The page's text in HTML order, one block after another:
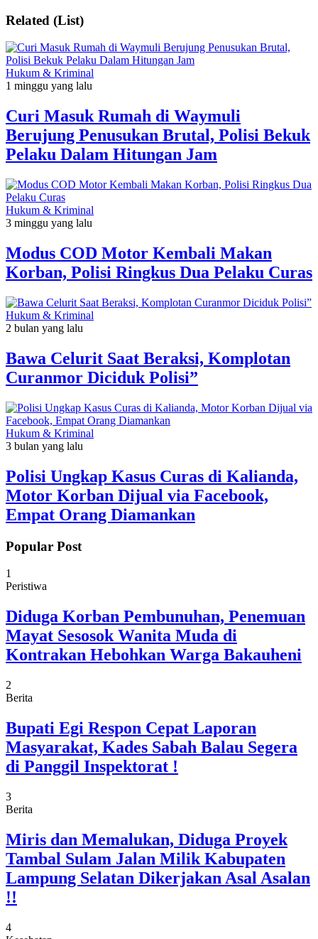
Related (List)
Hukum & Kriminal
1 minggu yang lalu
Curi Masuk Rumah di Waymuli
Berujung Penusukan Brutal, Polisi Bekuk
Pelaku Dalam Hitungan Jam
Hukum & Kriminal
3 minggu yang lalu
Modus COD Motor Kembali Makan
Korban, Polisi Ringkus Dua Pelaku Curas
Hukum & Kriminal
2 bulan yang lalu
Bawa Celurit Saat Beraksi, Komplotan
Curanmor Diciduk Polisi”
Hukum & Kriminal
3 bulan yang lalu
Polisi Ungkap Kasus Curas di Kalianda,
Motor Korban Dijual via Facebook,
Empat Orang Diamankan
Popular Post
1
Peristiwa
Diduga Korban Pembunuhan, Penemuan
Mayat Sesosok Wanita Muda di
Kontrakan Hebohkan Warga Bakauheni
2
Berita
Bupati Egi Respon Cepat Laporan
Masyarakat, Kades Sabah Balau Segera
di Panggil Inspektorat !
3
Berita
Miris dan Memalukan, Diduga Proyek
Tambal Sulam Jalan Milik Kabupaten
Lampung Selatan Dikerjakan Asal Asalan
!!
4